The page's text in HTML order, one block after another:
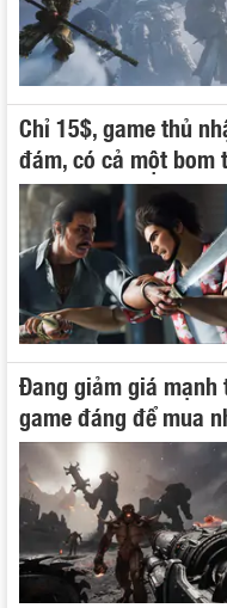
Chỉ 15$, game thủ
đám, có cả một
Đang giảm giá
game đáng để mua